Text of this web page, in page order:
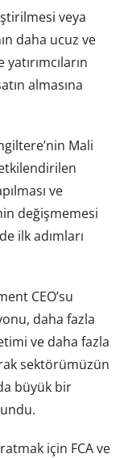
veya
daha ucuz ve
almasına
Mali
ve
değişmemesi
ilk adımları
CEO’su
daha fazla
ve daha fazla
sektörümüzün
büyük bir
için FCA ve